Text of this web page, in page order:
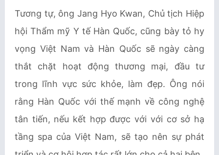
Tương tự, ông Jang Hyo Kwan, Chủ tịch Hiệp
hội Thẩm mỹ Y tế Hàn Quốc, cũng bày tỏ hy
vọng Việt Nam và Hàn Quốc sẽ ngày càng
thắt chặt hoạt động thương mại, đầu tư
trong lĩnh vực sức khỏe, làm đẹp. Ông nói
rằng Hàn Quốc với thế mạnh về công nghệ
tân tiến, nếu kết hợp được với với cơ sở hạ
tầng spa của Việt Nam, sẽ tạo nên sự phát